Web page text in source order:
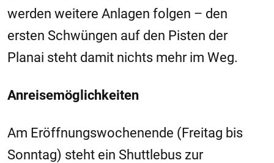
werden weitere Anlagen folgen – den
ersten Schwüngen auf den Pisten der
Planai steht damit nichts mehr im Weg.
Anreisemöglichkeiten
Am Eröffnungswochenende (Freitag bis
Sonntag) steht ein Shuttlebus zur